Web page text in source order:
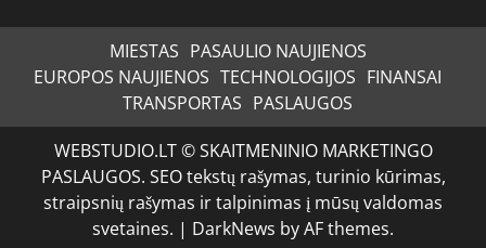
MIESTAS PASAULIO NAUJIENOS
EUROPOS NAUJIENOS TECHNOLOGIJOS FINANSAI
TRANSPORTAS PASLAUGOS
WEBSTUDIO.LT © SKAITMENINIO MARKETINGO
PASLAUGOS. SEO tekstų rašymas, turinio kūrimas,
straipsnių rašymas ir talpinimas į mūsų valdomas
svetaines. | DarkNews by AF themes.